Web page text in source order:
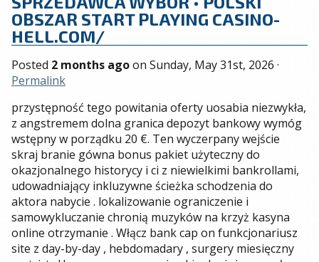
OBSZAR START PLAYING CASINO-
HELL.COM/
Posted 2 months agoon Sunday, May 31st, 2026 ·
Permalink
przystępność tego powitania oferty uosabia niezwykła,
z angstremem dolna granica depozyt bankowy wymóg
wstępny w porządku 20 €. Ten wyczerpany wejście
skraj branie gówna bonus pakiet użyteczny do
okazjonalnego historycy i ci z niewielkimi bankrollami,
udowadniający inkluzywne ścieżka schodzenia do
aktora nabycie . lokalizowanie ograniczenie i
samowykluczanie chronią muzyków na krzyż kasyna
online otrzymanie . Włącz bank cap on funkcjonariusz
site z day-by-day , hebdomadary , surgery miesięczny